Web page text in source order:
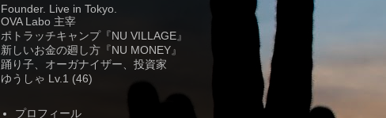
Founder. Live in Tokyo.
OVA Labo 主宰
ポトラッチキャンプ『NU VILLAGE』
新しいお金の廻し方『NU MONEY』
踊り子、オーガナイザー、投資家
ゆうしゃ Lv.1 (46)
プロフィール